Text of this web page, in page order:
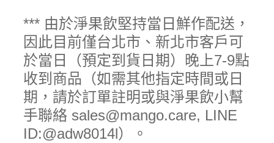
*** 由於淨果飲堅持當日鮮作配送，
因此目前僅台北市、新北市客戶可
於當日（預定到貨日期）晚上7-9點
收到商品（如需其他指定時間或日
期，請於訂單註明或與淨果飲小幫
手聯絡 sales@mango.care, LINE
ID:@adw8014l）。